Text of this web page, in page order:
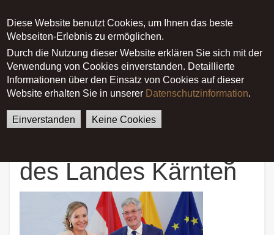
Diese Website benutzt Cookies, um Ihnen das beste
Webseiten-Erlebnis zu ermöglichen.
Durch die Nutzung dieser Website erklären Sie sich mit der
Verwendung von Cookies einverstanden. Detaillierte
Informationen über den Einsatz von Cookies auf dieser
Website erhalten Sie in unserer Datenschutzinformation.
Einverstanden Keine Cookies
Main menu
German English
Startseite
News
Hohe Auszeichnung des
Landes Kärnten
des Landes Kärnten